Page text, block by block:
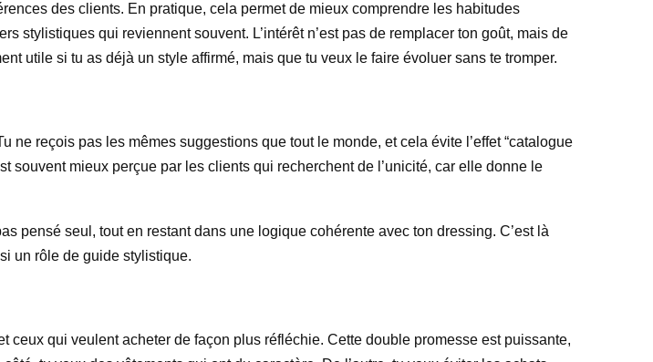
des clients. En pratique, cela permet de mieux comprendre les habitudes
stylistiques qui reviennent souvent. L’intérêt n’est pas de remplacer ton goût, mais de
utile si tu as déjà un style affirmé, mais que tu veux le faire évoluer sans te tromper.
reçois pas les mêmes suggestions que tout le monde, et cela évite l’effet “catalogue
souvent mieux perçue par les clients qui recherchent de l’unicité, car elle donne le
pensé seul, tout en restant dans une logique cohérente avec ton dressing. C’est là
un rôle de guide stylistique.
qui veulent acheter de façon plus réfléchie. Cette double promesse est puissante,